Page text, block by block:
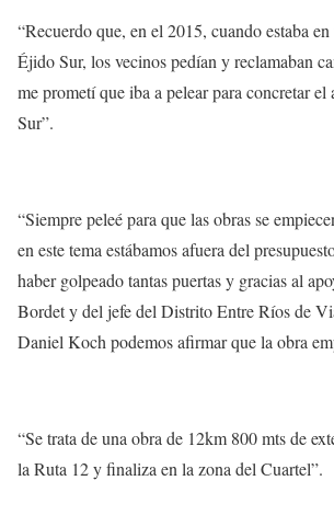
“Recuerdo que, en el 2015, cuando estaba
Éjido Sur, los vecinos pedían y reclamaban
me prometí que iba a pelear para concretar
Sur”.
“Siempre peleé para que las obras se
en este tema estábamos afuera del
haber golpeado tantas puertas y gracias al
Bordet y del jefe del Distrito Entre Ríos de
Daniel Koch podemos afirmar que la obra
“Se trata de una obra de 12km 800 mts de
la Ruta 12 y finaliza en la zona del Cuartel”.